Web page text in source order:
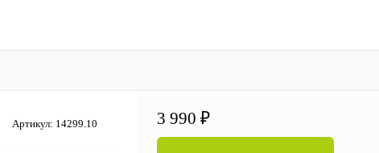
Артикул: 14299.10 3 990 ₽